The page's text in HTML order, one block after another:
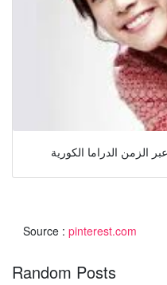
Source : pinterest.com
Random Posts